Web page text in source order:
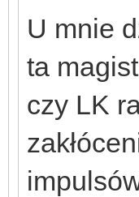
U mnie
ta
czy LK